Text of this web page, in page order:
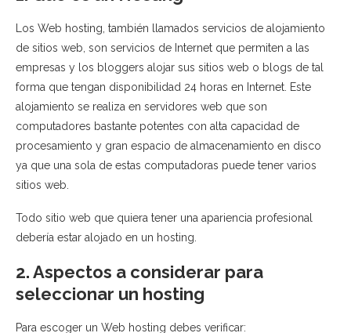
Los Web hosting, también llamados servicios de alojamiento
de sitios web, son servicios de Internet que permiten a las
empresas y los bloggers alojar sus sitios web o blogs de tal
forma que tengan disponibilidad 24 horas en Internet. Este
alojamiento se realiza en servidores web que son
computadores bastante potentes con alta capacidad de
procesamiento y gran espacio de almacenamiento en disco
ya que una sola de estas computadoras puede tener varios
sitios web.
Todo sitio web que quiera tener una apariencia profesional
debería estar alojado en un hosting.
2. Aspectos a considerar para
seleccionar un hosting
Para escoger un Web hosting debes verificar: